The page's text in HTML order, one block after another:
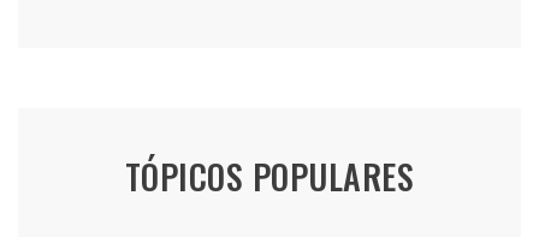
TÓPICOS POPULARES